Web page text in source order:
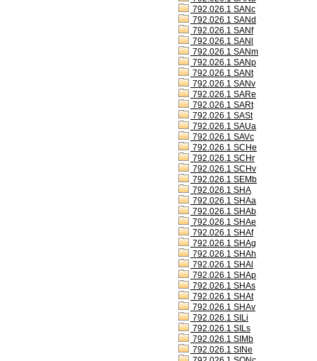
792.026.1 SANc
792.026.1 SANd
792.026.1 SANf
792.026.1 SANl
792.026.1 SANm
792.026.1 SANp
792.026.1 SANt
792.026.1 SANv
792.026.1 SARe
792.026.1 SARt
792.026.1 SASt
792.026.1 SAUa
792.026.1 SAVc
792.026.1 SCHe
792.026.1 SCHr
792.026.1 SCHv
792.026.1 SEMb
792.026.1 SHA
792.026.1 SHAa
792.026.1 SHAb
792.026.1 SHAe
792.026.1 SHAf
792.026.1 SHAg
792.026.1 SHAh
792.026.1 SHAl
792.026.1 SHAp
792.026.1 SHAs
792.026.1 SHAt
792.026.1 SHAv
792.026.1 SILi
792.026.1 SILs
792.026.1 SIMb
792.026.1 SINe